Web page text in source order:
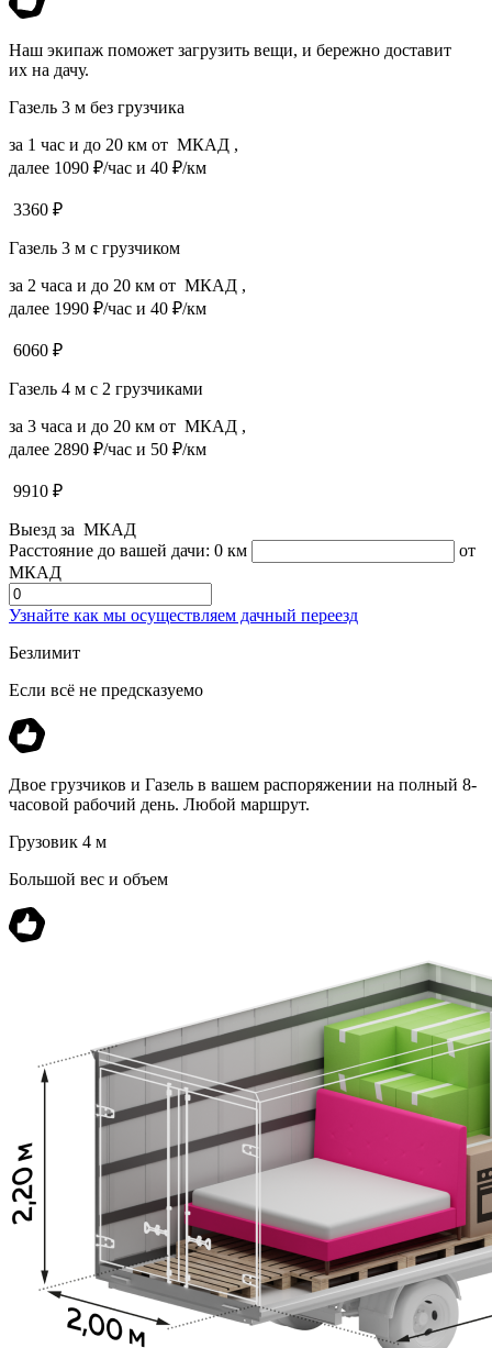
Наш экипаж поможет загрузить вещи, и бережно доставит
их на дачу.
Газель 3 м без грузчика
за 1 час и до 20 км от МКАД ,
далее 1090 ₽/час и 40 ₽/км
3360 ₽
Газель 3 м с грузчиком
за 2 часа и до 20 км от МКАД ,
далее 1990 ₽/час и 40 ₽/км
6060 ₽
Газель 4 м с 2 грузчиками
за 3 часа и до 20 км от МКАД ,
далее 2890 ₽/час и 50 ₽/км
9910 ₽
Выезд за МКАД
Расстояние до вашей дачи: 0 км
от
МКАД
Узнайте как мы осуществляем дачный переезд
Безлимит
Если всё не предсказуемо
Двое грузчиков и Газель в вашем распоряжении на полный 8-
часовой рабочий день. Любой маршрут.
Грузовик 4 м
Большой вес и объем